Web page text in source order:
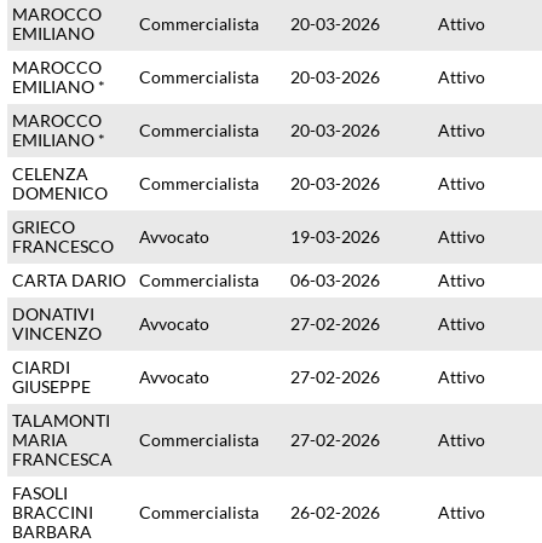
MAROCCO
EMILIANO
Commercialista 20-03-2026 Attivo
MAROCCO
EMILIANO *
Commercialista 20-03-2026 Attivo
MAROCCO
EMILIANO *
Commercialista 20-03-2026 Attivo
CELENZA
DOMENICO
Commercialista 20-03-2026 Attivo
GRIECO
FRANCESCO
Avvocato 19-03-2026 Attivo
CARTA DARIO Commercialista 06-03-2026
Attivo
DONATIVI
VINCENZO
Avvocato 27-02-2026 Attivo
CIARDI
GIUSEPPE
Avvocato 27-02-2026 Attivo
TALAMONTI
MARIA
FRANCESCA
Commercialista 27-02-2026 Attivo
FASOLI
BRACCINI
BARBARA
Commercialista 26-02-2026 Attivo